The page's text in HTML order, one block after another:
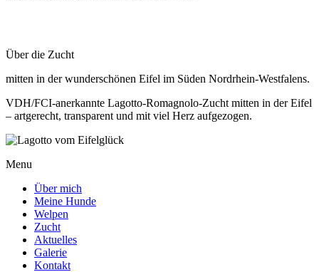
Über die Zucht
mitten in der wunderschönen Eifel im Süden Nordrhein-Westfalens.
VDH/FCI-anerkannte Lagotto-Romagnolo-Zucht mitten in der Eifel
– artgerecht, transparent und mit viel Herz aufgezogen.
Menu
Über mich
Meine Hunde
Welpen
Zucht
Aktuelles
Galerie
Kontakt